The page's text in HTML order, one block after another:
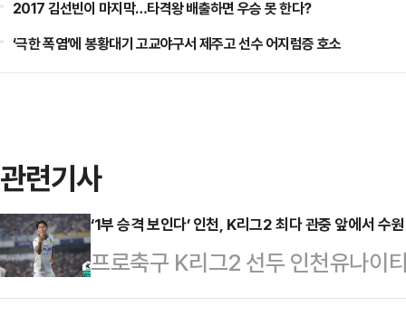
2017 김선빈이 마지막…타격왕 배출하면 우승 못 한다?
‘극한 폭염’에 봉황대기 고교야구서 제주고 선수 어지럼증 호소
관련기사
‘1부 승격 보인다’ 인천, K리그2 최다 관중 앞에서 수
프로축구 K리그2 선두 인천유나이
즌 1부리그 승격 가능성을 높였다.